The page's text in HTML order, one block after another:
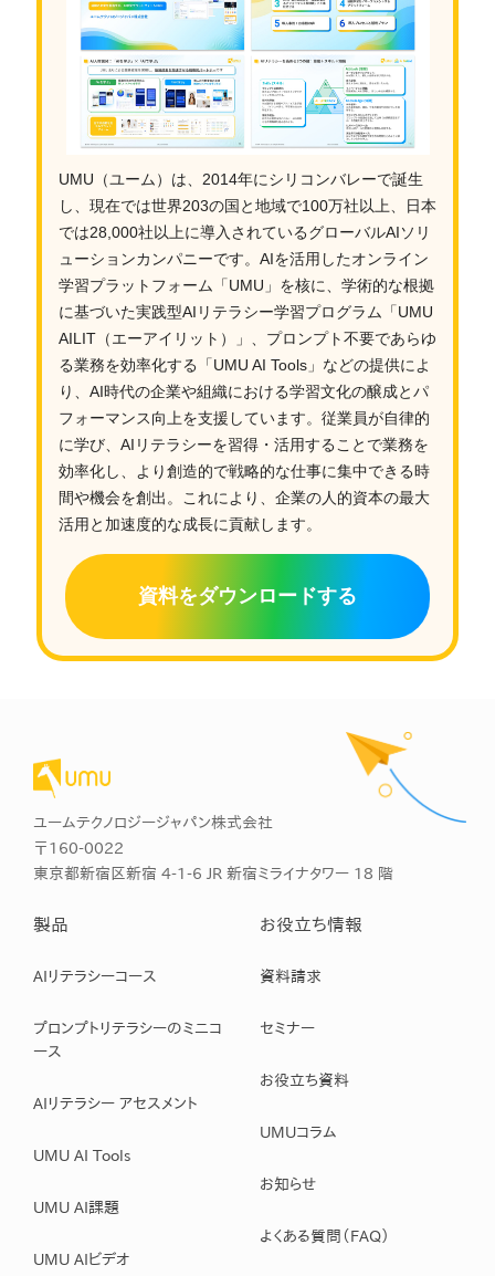
UMU（ユーム）は、2014年にシリコンバレーで誕生
し、現在では世界203の国と地域で100万社以上、日本
では28,000社以上に導入されているグローバルAIソリ
ューションカンパニーです。AIを活用したオンライン
学習プラットフォーム「UMU」を核に、学術的な根拠
に基づいた実践型AIリテラシー学習プログラム「UMU
AILIT（エーアイリット）」、プロンプト不要であらゆ
る業務を効率化する「UMU AI Tools」などの提供によ
り、AI時代の企業や組織における学習文化の醸成とパ
フォーマンス向上を支援しています。従業員が自律的
に学び、AIリテラシーを習得・活用することで業務を
効率化し、より創造的で戦略的な仕事に集中できる時
間や機会を創出。これにより、企業の人的資本の最大
活用と加速度的な成長に貢献します。
資料をダウンロードする
ユームテクノロジージャパン株式会社
〒160-0022
東京都新宿区新宿 4-1-6 JR 新宿ミライナタワー 18 階
製品
AIリテラシーコース
プロンプトリテラシーのミニコ
ース
AIリテラシー アセスメント
UMU AI Tools
UMU AI課題
UMU AIビデオ
お役立ち情報
資料請求
セミナー
お役立ち資料
UMUコラム
お知らせ
よくある質問（FAQ）